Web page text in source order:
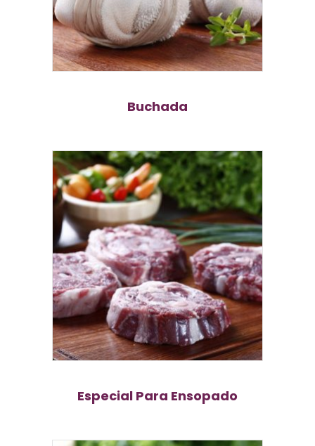
Buchada
Especial Para Ensopado